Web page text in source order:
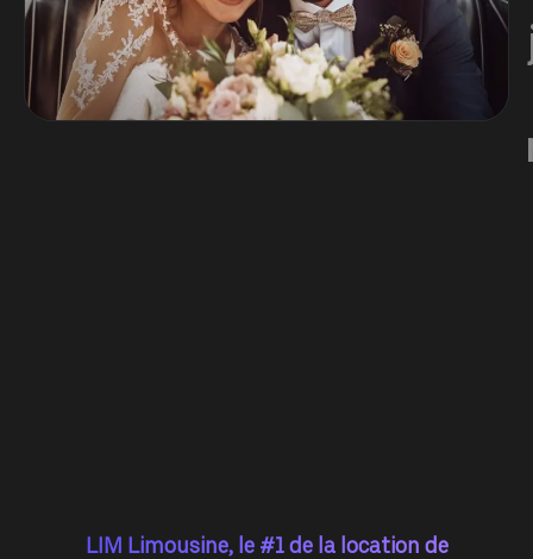
LIM Limousine, le #1 de la location de